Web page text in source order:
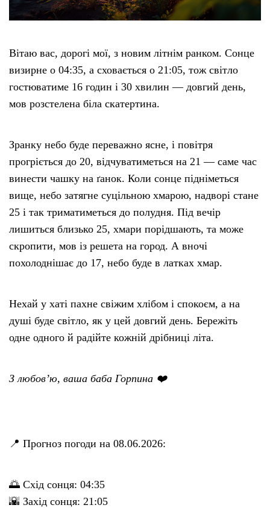
Вітаю вас, дорогі мої, з новим літнім ранком. Сонце
визирне о 04:35, а сховається о 21:05, тож світло
гостюватиме 16 годин і 30 хвилин — довгий день,
мов розстелена біла скатертина.
Зранку небо буде переважно ясне, і повітря
прогріється до 20, відчуватиметься на 21 — саме час
винести чашку на ґанок. Коли сонце підніметься
вище, небо затягне суцільною хмарою, надворі стане
25 і так триматиметься до полудня. Під вечір
лишиться близько 25, хмари порідшають, та може
скропити, мов із решета на город. А вночі
похолоднішає до 17, небо буде в латках хмар.
Нехай у хаті пахне свіжим хлібом і спокоєм, а на
душі буде світло, як у цей довгий день. Бережіть
одне одного й радійте кожній дрібниці літа.
З любов’ю, ваша баба Горпина ❤️
📍 Прогноз погоди на 08.06.2026:
🌅 Схід сонця: 04:35
🌇 Захід сонця: 21:05